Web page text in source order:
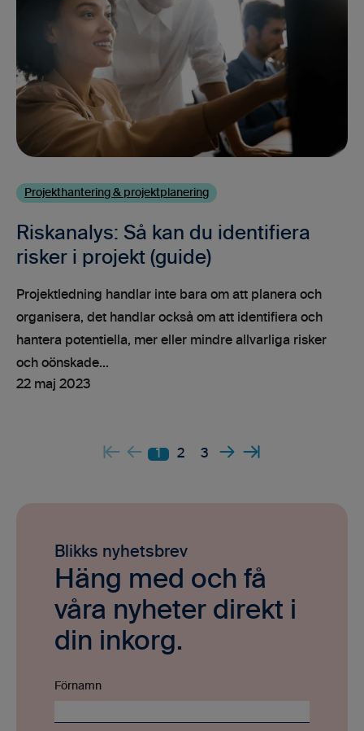
Projekthantering & projektplanering
Riskanalys: Så kan du identifiera
risker i projekt (guide)
Projektledning handlar inte bara om att planera och
organisera, det handlar också om att identifiera och
hantera potentiella, mer eller mindre allvarliga risker
och oönskade...
22 maj 2023
1 2 3
Blikks nyhetsbrev
Häng med och få
våra nyheter direkt i
din inkorg.
Förnamn